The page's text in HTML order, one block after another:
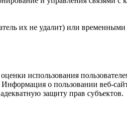
их не удалит) или
использования
о пользовании веб-
защиту прав субъектов.